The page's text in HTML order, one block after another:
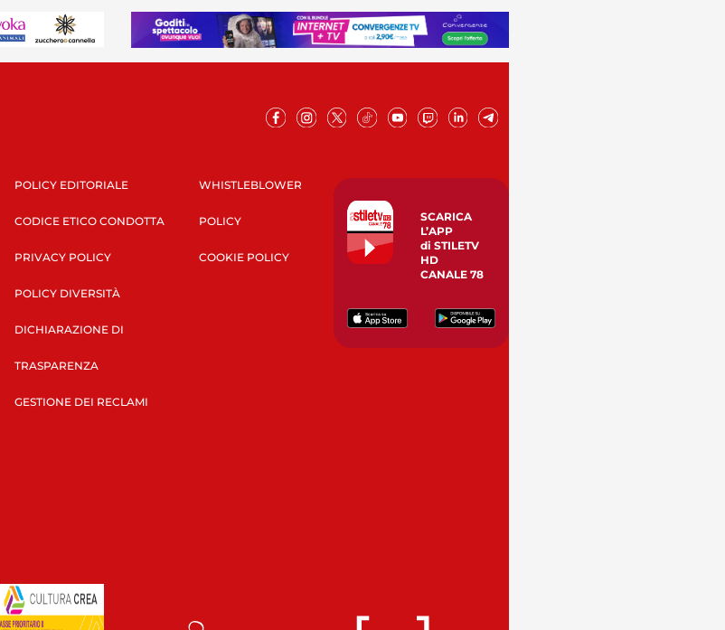
POLICY EDITORIALE
CODICE ETICO CONDOTTA
PRIVACY POLICY
POLICY DIVERSITÀ
DICHIARAZIONE DI
TRASPARENZA
GESTIONE DEI RECLAMI
WHISTLEBLOWER
POLICY
COOKIE POLICY
SCARICA
L’APP
di STILETV
HD
CANALE 78